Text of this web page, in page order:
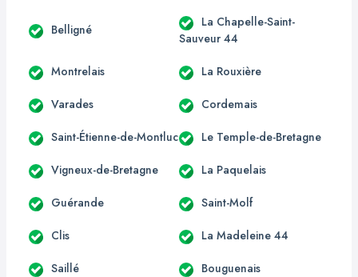
Belligné
La Chapelle-Saint-
Sauveur 44
Montrelais La Rouxière
Varades Cordemais
Saint-Étienne-de-Montluc Le Temple-de-Bretagne
Vigneux-de-Bretagne La Paquelais
Guérande Saint-Molf
Clis La Madeleine 44
Saillé Bouguenais